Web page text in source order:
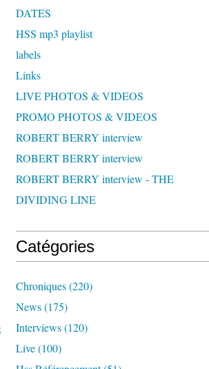
DATES
HSS mp3 playlist
labels
Links
LIVE PHOTOS & VIDEOS
PROMO PHOTOS & VIDEOS
ROBERT BERRY interview
ROBERT BERRY interview
ROBERT BERRY interview - THE
DIVIDING LINE
Catégories
Chroniques(220)
News(175)
Interviews(120)
Live(100)